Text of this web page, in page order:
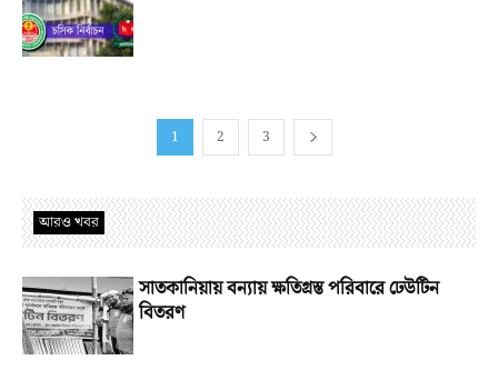
1 2 3
আরও খবর
সাতকানিয়ায় বন্যায় ক্ষতিগ্রস্ত পরিবারে ঢেউটিন
বিতরণ